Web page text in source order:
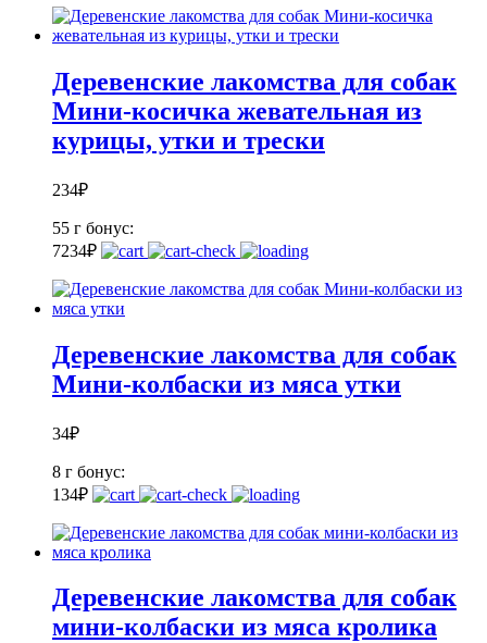
Деревенские лакомства для собак
Мини-косичка жевательная из
курицы, утки и трески
234₽
55 г бонус:
7234₽
Деревенские лакомства для собак
Мини-колбаски из мяса утки
34₽
8 г бонус:
134₽
Деревенские лакомства для собак
мини-колбаски из мяса кролика